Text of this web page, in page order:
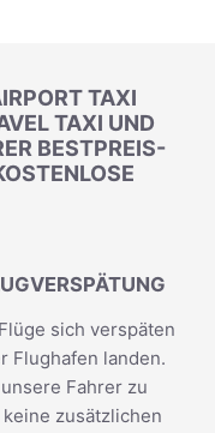
TAXI
TAXI UND
BESTPREIS-
sich verspäten
Flughafen landen.
Fahrer zu
zusätzlichen